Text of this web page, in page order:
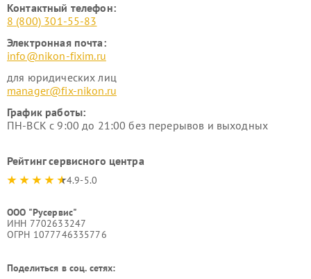
Контактный телефон:
8 (800) 301-55-83
Электронная почта:
info@nikon-fixim.ru
для юридических лиц
manager@fix-nikon.ru
График работы:
ПН-ВСК с 9:00 до 21:00 без перерывов и выходных
Рейтинг сервисного центра
4.9-5.0
ООО "Русервис"
ИНН 7702633247
ОГРН 1077746335776
Поделиться в соц. сетях: